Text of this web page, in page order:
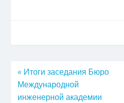
« Итоги заседания Бюро
Международной
инженерной академии